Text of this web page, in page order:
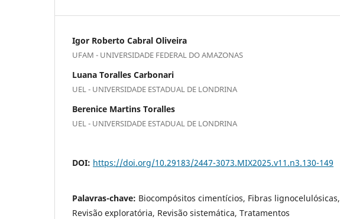
Igor Roberto Cabral Oliveira
UFAM - UNIVERSIDADE FEDERAL DO AMAZONAS
Luana Toralles Carbonari
UEL - UNIVERSIDADE ESTADUAL DE LONDRINA
Berenice Martins Toralles
UEL - UNIVERSIDADE ESTADUAL DE LONDRINA
DOI: https://doi.org/10.29183/2447-3073.MIX2025.v11.n3.130-149
Palavras-chave: Biocompósitos cimentícios, Fibras lignocelulósicas,
Revisão exploratória, Revisão sistemática, Tratamentos